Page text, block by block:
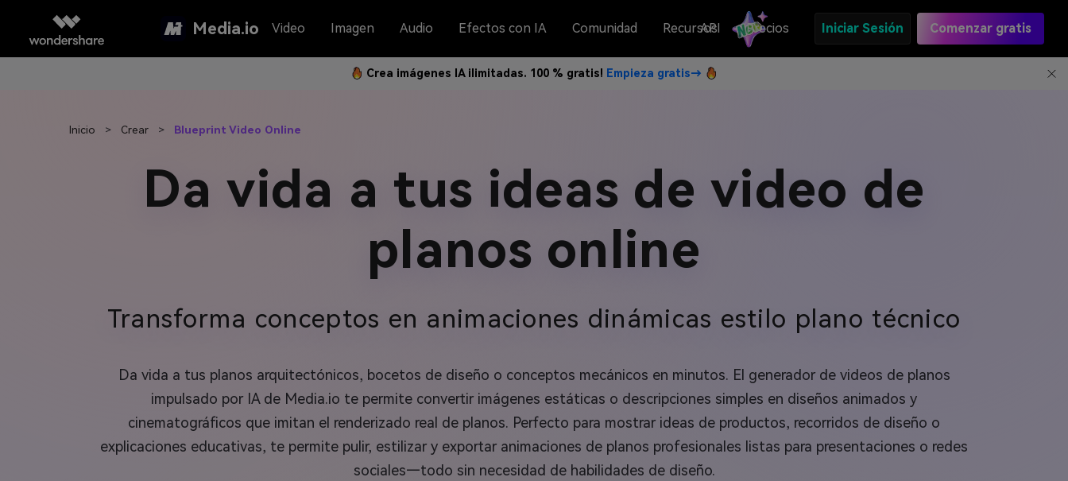
Media.io Video Imagen Audio Efectos con IA Comunidad Recursos
API Precios Iniciar Sesión Comenzar gratis
Crea imágenes IA ilimitadas. 100 % gratis! Empieza gratis→
Inicio > Crear > Blueprint Video Online
Da vida a tus ideas de video de
planos online
Transforma conceptos en animaciones dinámicas estilo plano técnico
Da vida a tus planos arquitectónicos, bocetos de diseño o conceptos mecánicos en minutos. El generador de videos de planos
impulsado por IA de Media.io te permite convertir imágenes estáticas o descripciones simples en diseños animados y
cinematográficos que imitan el renderizado real de planos. Perfecto para mostrar ideas de productos, recorridos de diseño o
explicaciones educativas, te permite pulir, estilizar y exportar animaciones de planos profesionales listas para presentaciones o redes
sociales—todo sin necesidad de habilidades de diseño.